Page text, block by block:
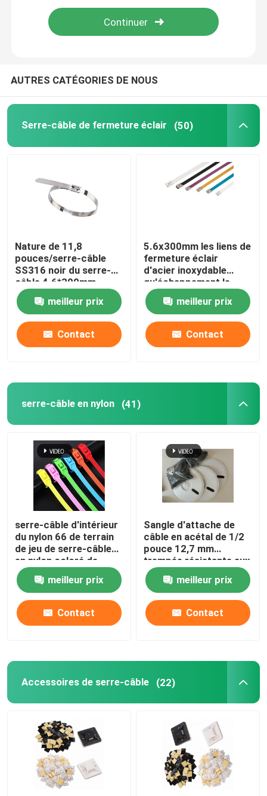
Accessoires de serre-câble
Glande de câble électrique
Collier de câble solaire
inverseur micro solaire
Connecteurs de panneau solaire
Joint en plastique de sécurité
outils de serre-câble
AUTRES CATÉGORIES DE NOUS
Serre-câble de fermeture éclair (50)
Nature de 11,8
pouces/serre-câble
SS316 noir du serre-
câble 4.6*300mm
d'acier inoxydable
meilleur prix
Contact
5.6x300mm les liens de
fermeture éclair
d'acier inoxydable
qu'échappement le
PVC d'en-tête de pot
ont enduit des serres-
câble de solides
solubles
meilleur prix
Contact
serre-câble en nylon (41)
serre-câble d'intérieur
du nylon 66 de terrain
de jeu de serre-câble
en nylon coloré de
10x400mm
meilleur prix
Contact
Sangle d'attache de
câble en acétal de 1/2
pouce 12,7 mm
trempée résistante aux
intempéries
meilleur prix
Contact
Accessoires de serre-câble (22)